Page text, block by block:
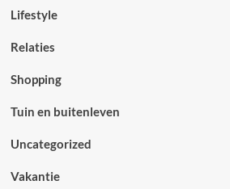
Lifestyle
Relaties
Shopping
Tuin en buitenleven
Uncategorized
Vakantie